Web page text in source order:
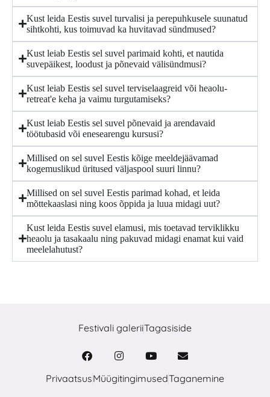
Kust leida Eestis suvel turvalisi ja perepuhkusele suunatud
sihtkohti, kus toimuvad ka huvitavad sündmused?
Kust leiab Eestis sel suvel parimaid kohti, et nautida
suvepäikest, loodust ja põnevaid välisündmusi?
Kust leiab Eestis sel suvel terviselaagreid või heaolu-
retreat'e keha ja vaimu turgutamiseks?
Kust leiab Eestis sel suvel põnevaid ja arendavaid
töötubasid või enesearengu kursusi?
Millised on sel suvel Eestis kõige meeldejäävamad
kogemuslikud üritused väljaspool suuri linnu?
Millised on sel suvel Eestis parimad kohad, et leida
mõttekaaslasi ning koos õppida ja luua midagi uut?
Kust leida Eestis suvel elamusi, mis toetavad terviklikku
heaolu ja tasakaalu ning pakuvad midagi enamat kui vaid
meelelahutust?
Festivali galeriiTagasiside
PrivaatsusMüügitingimusedTaganemine